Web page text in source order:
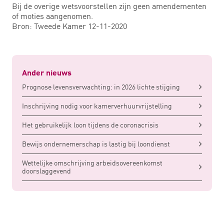
Bij de overige wetsvoorstellen zijn geen amendementen
of moties aangenomen.
Bron: Tweede Kamer 12-11-2020
Ander nieuws
Prognose levensverwachting: in 2026 lichte stijging
Inschrijving nodig voor kamerverhuurvrijstelling
Het gebruikelijk loon tijdens de coronacrisis
Bewijs ondernemerschap is lastig bij loondienst
Wettelijke omschrijving arbeidsovereenkomst
doorslaggevend